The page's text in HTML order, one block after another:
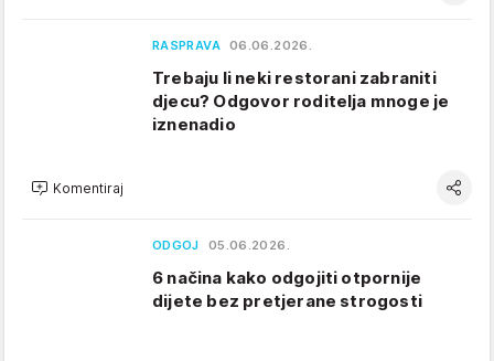
RASPRAVA 06.06.2026.
Trebaju li neki restorani zabraniti
djecu? Odgovor roditelja mnoge je
iznenadio
Komentiraj
ODGOJ 05.06.2026.
6 načina kako odgojiti otpornije
dijete bez pretjerane strogosti